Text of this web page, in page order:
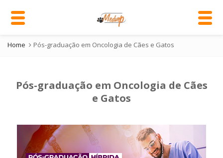
Home Pós-graduação em Oncologia de Cães e Gatos
Pós-graduação em Oncologia de Cães
e Gatos